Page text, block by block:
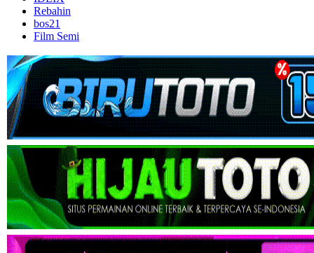
Rebahin
bos21
Film Semi